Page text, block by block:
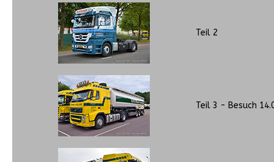
Teil 2
Teil 3 - Besuch